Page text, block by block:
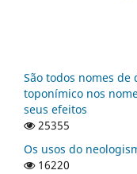
São todos nomes
toponímico nos
seus efeitos
25355
Os usos do
16220